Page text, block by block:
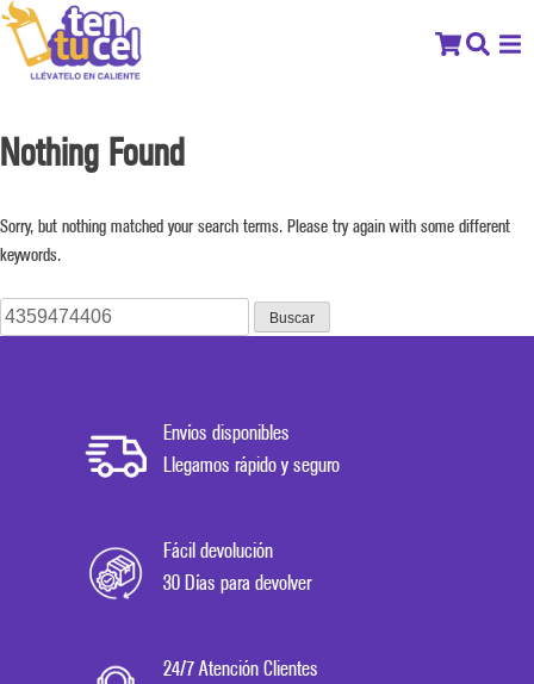
Nothing Found
Sorry, but nothing matched your search terms. Please try again with some different
keywords.
Buscar:
Envíos disponibles
Llegamos rápido y seguro
Fácil devolución
30 Días para devolver
24/7 Atención Clientes